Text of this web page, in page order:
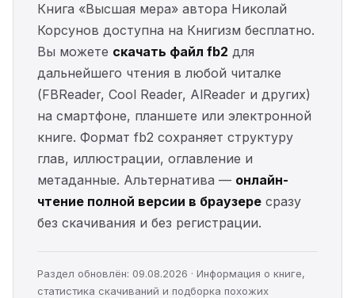
Книга «Высшая мера» автора Николай
Корсунов доступна на Книгизм бесплатно.
Вы можете скачать файл fb2 для
дальнейшего чтения в любой читалке
(FBReader, Cool Reader, AlReader и других)
на смартфоне, планшете или электронной
книге. Формат fb2 сохраняет структуру
глав, иллюстрации, оглавление и
метаданные. Альтернатива — онлайн-
чтение полной версии в браузере сразу
без скачивания и без регистрации.
Раздел обновлён: 09.08.2026 · Информация о книге,
статистика скачиваний и подборка похожих